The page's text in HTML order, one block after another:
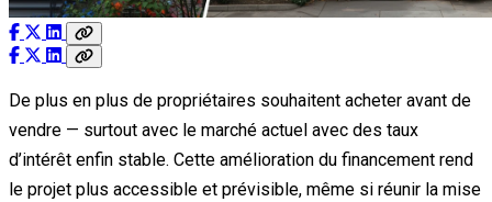
De plus en plus de propriétaires souhaitent acheter avant de
vendre — surtout avec le marché actuel avec des taux
d’intérêt enfin stable. Cette amélioration du financement rend
le projet plus accessible et prévisible, même si réunir la mise